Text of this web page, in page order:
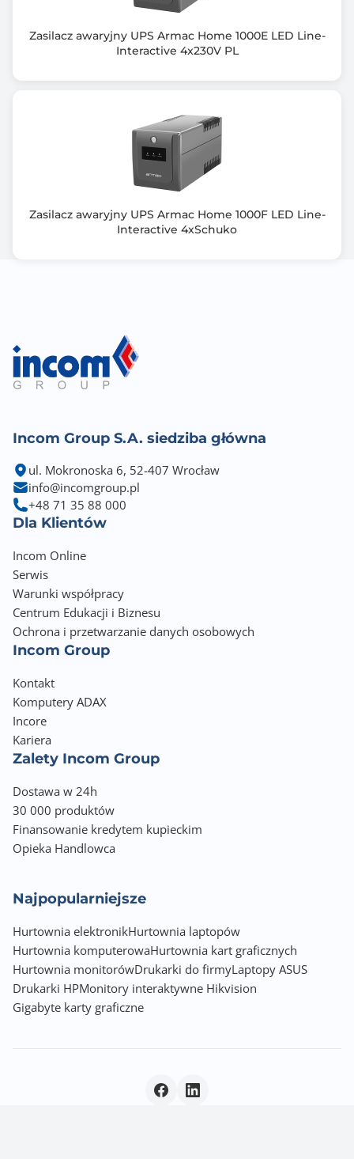
Zasilacz awaryjny UPS Armac Home 1000E LED Line-
Interactive 4x230V PL
Zasilacz awaryjny UPS Armac Home 1000F LED Line-
Interactive 4xSchuko
Incom Group S.A. siedziba główna
ul. Mokronoska 6, 52-407 Wrocław
info@incomgroup.pl
+48 71 35 88 000
Dla Klientów
Incom Online
Serwis
Warunki współpracy
Centrum Edukacji i Biznesu
Ochrona i przetwarzanie danych osobowych
Incom Group
Kontakt
Komputery ADAX
Incore
Kariera
Zalety Incom Group
Dostawa w 24h
30 000 produktów
Finansowanie kredytem kupieckim
Opieka Handlowca
Najpopularniejsze
Hurtownia elektronikHurtownia laptopów
Hurtownia komputerowaHurtownia kart graficznych
Hurtownia monitorówDrukarki do firmyLaptopy ASUS
Drukarki HPMonitory interaktywne Hikvision
Gigabyte karty graficzne